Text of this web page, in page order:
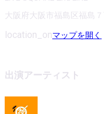
大阪府大阪市福島区福島
location_onマップを開く
出演アーティスト